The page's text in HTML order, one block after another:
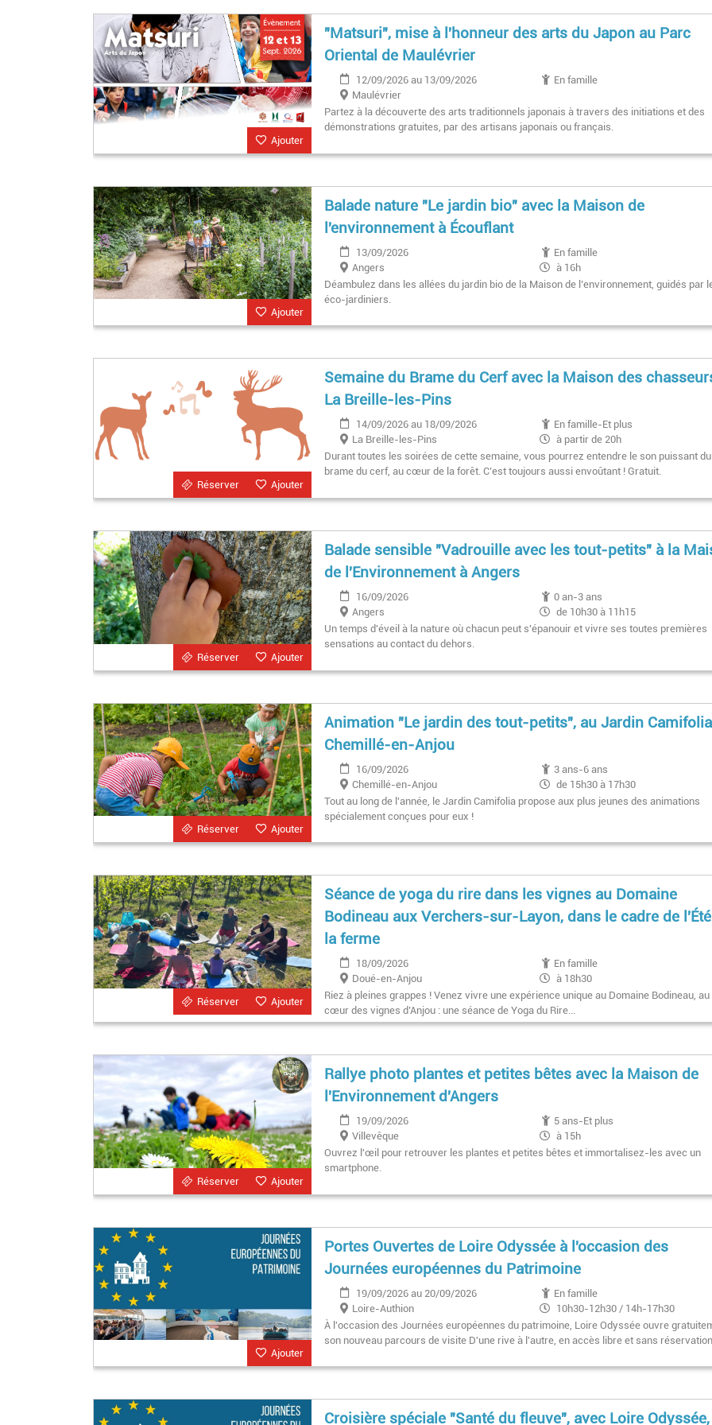
Ajouter
"Matsuri", mise à l'honneur des arts du Japon au Parc
Oriental de Maulévrier
12/09/2026 au 13/09/2026
En famille
Maulévrier
Partez à la découverte des arts traditionnels japonais à travers des initiations et des
démonstrations gratuites, par des artisans japonais ou français.
Ajouter
Balade nature "Le jardin bio" avec la Maison de
l'environnement à Écouflant
13/09/2026
En famille
Angers
à 16h
Déambulez dans les allées du jardin bio de la Maison de l’environnement, guidés par
éco-jardiniers.
Ajouter
Réserver
Semaine du Brame du Cerf avec la Maison des
La Breille-les-Pins
14/09/2026 au 18/09/2026
En famille-Et plus
La Breille-les-Pins
à partir de 20h
Durant toutes les soirées de cette semaine, vous pourrez entendre le son puissant du
brame du cerf, au cœur de la forêt. C’est toujours aussi envoûtant ! Gratuit.
Ajouter
Réserver
Balade sensible "Vadrouille avec les tout-petits" à la
de l'Environnement à Angers
16/09/2026
0 an-3 ans
Angers
de 10h30 à 11h15
Un temps d'éveil à la nature où chacun peut s'épanouir et vivre ses toutes premières
sensations au contact du dehors.
Ajouter
Réserver
Animation "Le jardin des tout-petits", au Jardin
Chemillé-en-Anjou
16/09/2026
3 ans-6 ans
Chemillé-en-Anjou
de 15h30 à 17h30
Tout au long de l'année, le Jardin Camifolia propose aux plus jeunes des animations
spécialement conçues pour eux !
Ajouter
Réserver
Séance de yoga du rire dans les vignes au Domaine
Bodineau aux Verchers-sur-Layon, dans le cadre de
la ferme
18/09/2026
En famille
Doué-en-Anjou
à 18h30
Riez à pleines grappes ! Venez vivre une expérience unique au Domaine Bodineau, au
cœur des vignes d’Anjou : une séance de Yoga du Rire...
Ajouter
Réserver
Rallye photo plantes et petites bêtes avec la Maison de
l'Environnement d'Angers
19/09/2026
5 ans-Et plus
Villevêque
à 15h
Ouvrez l'œil pour retrouver les plantes et petites bêtes et immortalisez-les avec un
smartphone.
Ajouter
Portes Ouvertes de Loire Odyssée à l'occasion des
Journées européennes du Patrimoine
19/09/2026 au 20/09/2026
En famille
Loire-Authion
10h30-12h30 / 14h-17h30
À l'occasion des Journées européennes du patrimoine, Loire Odyssée ouvre
son nouveau parcours de visite D'une rive à l'autre, en accès libre et sans
Croisière spéciale "Santé du fleuve", avec Loire
Gagnez vos places pour
séance de cinéma en